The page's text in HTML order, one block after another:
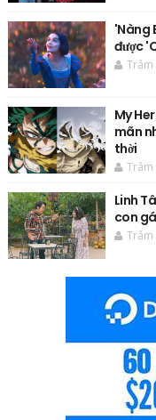
'Nàng
được
Trâm
My
mãn
thời
Trâm
Linh
con
Trâm